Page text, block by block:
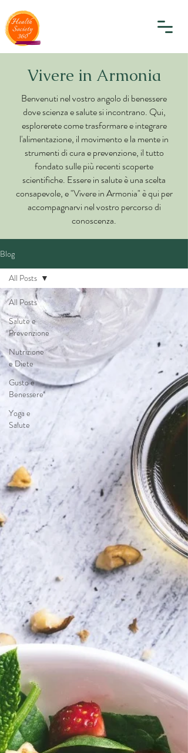
Vivere in Armonia
Benvenuti nel vostro angolo di benessere
dove scienza e salute si incontrano. Qui,
esplorerete come trasformare e integrare
l'alimentazione, il movimento e la mente in
strumenti di cura e prevenzione, il tutto
fondato sulle più recenti scoperte
scientifiche. Essere in salute è una scelta
consapevole, e "Vivere in Armonia" è qui per
accompagnarvi nel vostro percorso di
conoscenza.
Blog
All Posts
Salute e
Prevenzione
Nutrizione
e Diete
Gusto e
Benessere
Yoga e
Salute
All Posts